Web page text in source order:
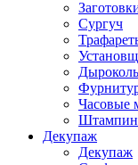
Сургуч
Часовые
Декупаж
Декупаж